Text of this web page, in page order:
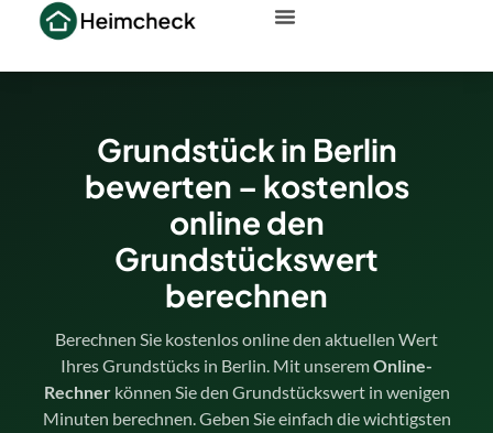
Grundstück in Berlin
bewerten – kostenlos
online den
Grundstückswert
berechnen
Berechnen Sie kostenlos online den aktuellen Wert
Ihres Grundstücks in Berlin. Mit unseremOnline-
Rechnerkönnen Sie den Grundstückswert in wenigen
Minuten berechnen. Geben Sie einfach die wichtigsten